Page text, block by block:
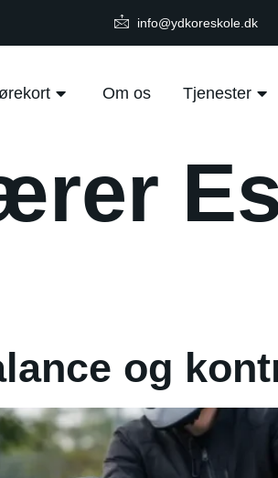
info@ydkoreskole.dk
Om os Tjenester
og